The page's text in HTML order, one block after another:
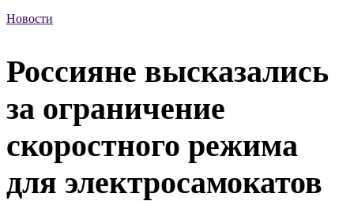
Новости
Россияне высказались
за ограничение
скоростного режима
для электросамокатов